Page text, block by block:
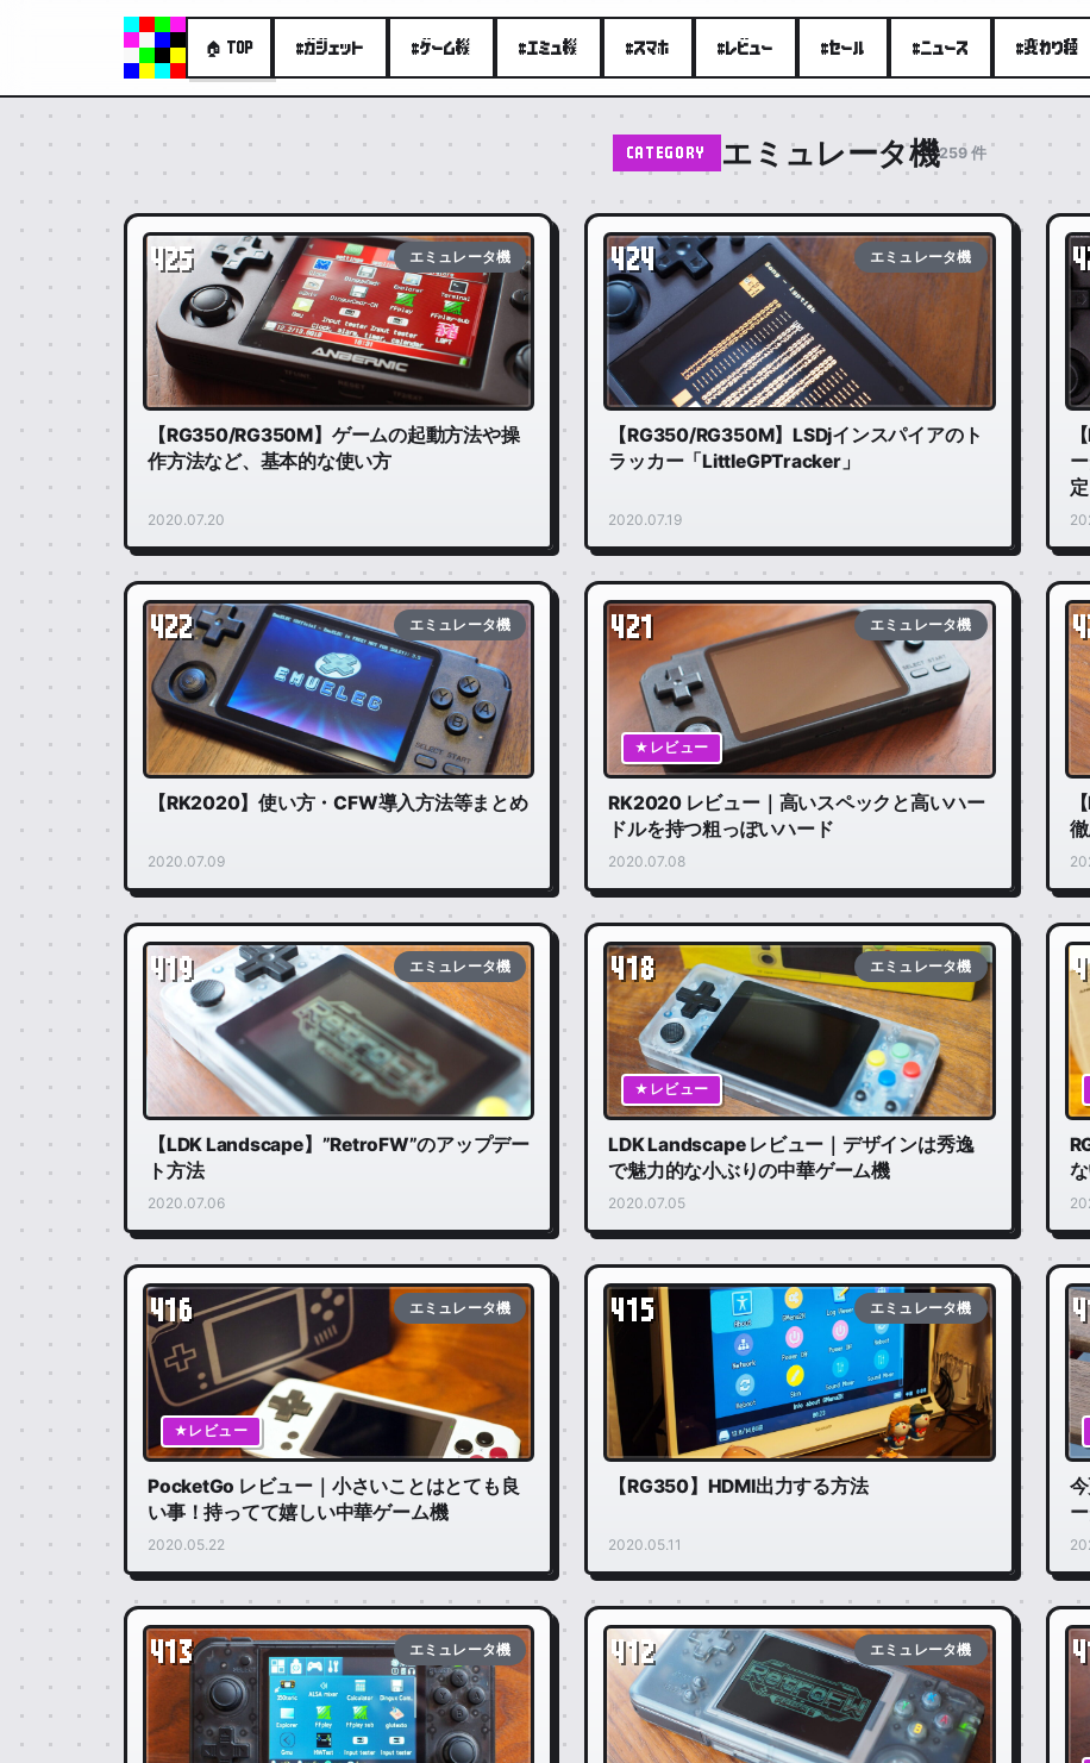
🏠 TOP #ガジェット #ゲーム機 #エミュ機 #スマホ #レビュー #セール #ニュース #変わり種
CATEGORY エミュレータ機259 件
425 エミュレータ機
【RG350/RG350M】ゲームの起動方法や操
作方法など、基本的な使い方
2020.07.20
424 エミュレータ機
【RG350/RG350M】LSDjインスパイアのト
ラッカー「LittleGPTracker」
2020.07.19
定
422 エミュレータ機
【RK2020】使い方・CFW導入方法等まとめ
2020.07.09
★レビュー
421 エミュレータ機
RK2020 レビュー｜高いスペックと高いハー
ドルを持つ粗っぽいハード
2020.07.08
419 エミュレータ機
【LDK Landscape】”RetroFW”のアップデー
ト方法
2020.07.06
★レビュー
418 エミュレータ機
LDK Landscape レビュー｜デザインは秀逸
で魅力的な小ぶりの中華ゲーム機
2020.07.05
★レビュー
416 エミュレータ機
PocketGo レビュー｜小さいことはとても良
い事！持ってて嬉しい中華ゲーム機
2020.05.22
415 エミュレータ機
【RG350】HDMI出力する方法
2020.05.11
413 エミュレータ機 412 エミュレータ機